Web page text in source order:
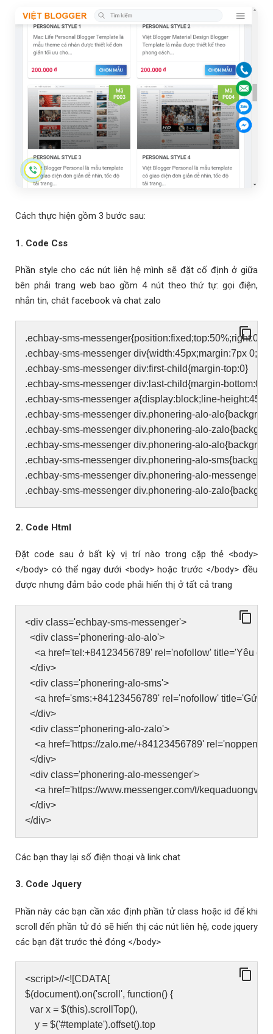
Cách thực hiện gồm 3 bước sau:
1. Code Css
Phần style cho các nút liên hệ mình sẽ đặt cố định ở giữa
bên phải trang web bao gồm 4 nút theo thứ tự: gọi điện,
nhắn tin, chát facebook và chat zalo
.echbay-sms-
.echbay-sms-messenger div{width:45px;margin:7px
.echbay-sms-messenger div:first-child{margin-top:0}
.echbay-sms-messenger div:last-child{margin-bottom:0}
.echbay-sms-messenger a{display:block;line-height:45px}
.echbay-sms-messenger div.phonering-alo-
.echbay-sms-messenger div.phonering-alo-
.echbay-sms-messenger div.phonering-alo-
.echbay-sms-messenger div.phonering-alo-
.echbay-sms-messenger div.phonering-alo-
.echbay-sms-messenger div.phonering-alo-
2. Code Html
Đặt code sau ở bất kỳ vị trí nào trong cặp thẻ <body>
</body> có thể ngay dưới <body> hoặc trước </body> đều
được nhưng đảm bảo code phải hiển thị ở tất cả trang
<div class='echbay-sms-messenger'>
<div class='phonering-alo-alo'>
<a href='tel:+84123456789' rel='nofollow' title='Yêu
</div>
<div class='phonering-alo-sms'>
<a href='sms:+84123456789' rel='nofollow' title='Gửi
</div>
<div class='phonering-alo-zalo'>
<a href='https://zalo.me/+84123456789' rel='noppener
</div>
<div class='phonering-alo-messenger'>
<a href='https://www.messenger.com/t/
</div>
</div>
Các bạn thay lại số điện thoại và link chat
3. Code Jquery
Phần này các bạn cần xác định phần tử class hoặc id để khi
scroll đến phần tử đó sẽ hiển thị các nút liên hệ, code jquery
các bạn đặt trước thẻ đóng </body>
<script>//<![CDATA[
$(document).on('scroll', function() {
var x = $(this).scrollTop(),
y = $('#template').offset().top